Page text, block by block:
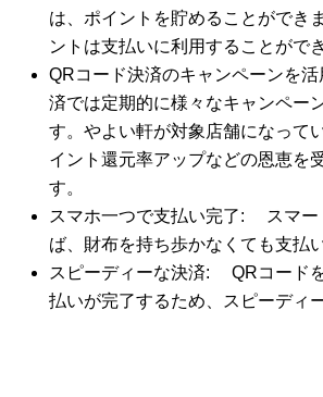
は、ポイントを貯めることができ
ントは支払いに利用することがで
QRコード決済のキャンペーンを
済では定期的に様々なキャンペー
す。やよい軒が対象店舗になって
イント還元率アップなどの恩恵を
す。
スマホ一つで支払い完了: スマー
ば、財布を持ち歩かなくても支払
スピーディーな決済: QRコード
払いが完了するため、スピーディ